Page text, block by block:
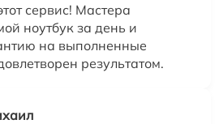
сервис! Мастера
ноутбук за день и
на выполненные
результатом.